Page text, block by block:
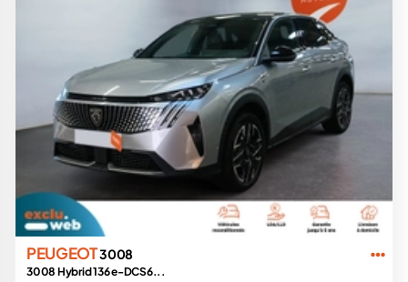
PEUGEOT3008
3008 Hybrid 136 e-DCS6...